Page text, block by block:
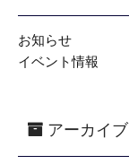
お知らせ
イベント情報
アーカイブ